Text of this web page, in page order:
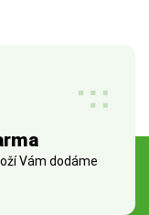
Vám dodáme